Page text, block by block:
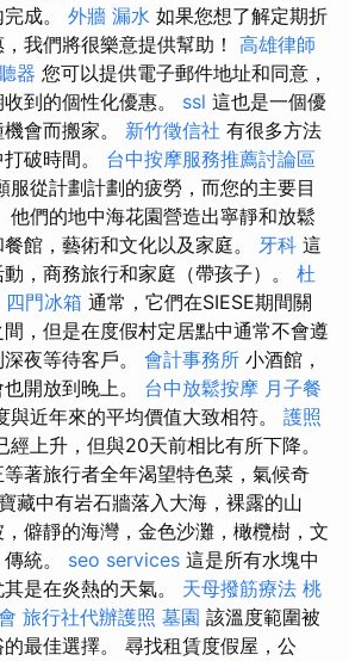
成。 外牆 漏水 如果您想了解定期折
我們將很樂意提供幫助！ 高雄律師
器 您可以提供電子郵件地址和同意，
到的個性化優惠。 ssl 這也是一個優
會而搬家。 新竹徵信社 有很多方法
破時間。 台中按摩服務推薦討論區
服從計劃計劃的疲勞，而您的主要目
他們的地中海花園營造出寧靜和放鬆
館，藝術和文化以及家庭。 牙科 這
，商務旅行和家庭（帶孩子）。 杜
四門冰箱 通常，它們在SIESE期間關
，但是在度假村定居點中通常不會遵
夜等待客戶。 會計事務所 小酒館，
開放到晚上。 台中放鬆按摩 月子餐
與近年來的平均價值大致相符。 護照
經上升，但與20天前相比有所下降。
著旅行者全年渴望特色菜，氣候奇
藏中有岩石牆落入大海，裸露的山
僻靜的海灣，金色沙灘，橄欖樹，文
統。 seo services 這是所有水塊中
是在炎熱的天氣。 天母撥筋療法 桃
旅行社代辦護照 墓園 該溫度範圍被
最佳選擇。 尋找租賃度假屋，公